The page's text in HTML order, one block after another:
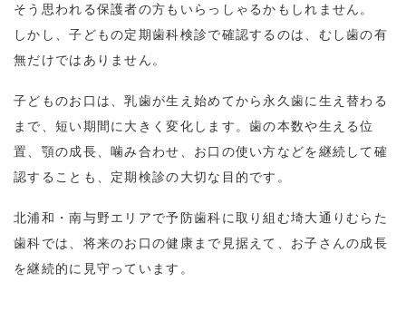
そう思われる保護者の方もいらっしゃるかもしれません。
しかし、子どもの定期歯科検診で確認するのは、むし歯の有
無だけではありません。
子どものお口は、乳歯が生え始めてから永久歯に生え替わる
まで、短い期間に大きく変化します。歯の本数や生える位
置、顎の成長、噛み合わせ、お口の使い方などを継続して確
認することも、定期検診の大切な目的です。
北浦和・南与野エリアで予防歯科に取り組む埼大通りむらた
歯科では、将来のお口の健康まで見据えて、お子さんの成長
を継続的に見守っています。